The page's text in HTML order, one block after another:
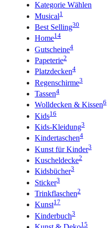
Kategorie Wählen
Musical1
Best Selling30
Home14
Gutscheine4
Papeterie2
Platzdecken4
Regenschirme3
Tassen4
Wolldecken & Kissen6
Kids16
Kids-Kleidung3
Kindertaschen4
Kunst für Kinder3
Kuscheldecke2
Kidsbücher3
Sticker3
Trinkflaschen2
Kunst17
Kinderbuch3
15